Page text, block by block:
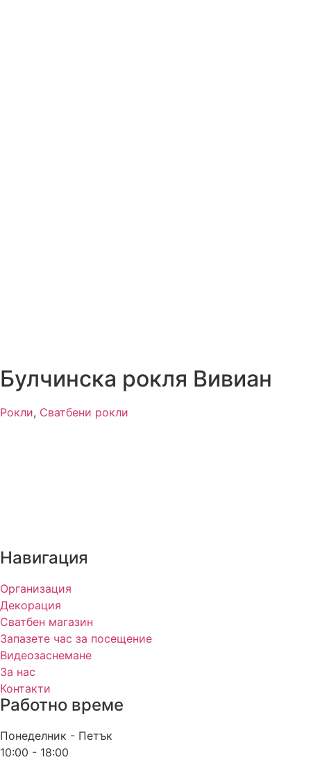
Булчинска рокля Вивиан
Рокли, Сватбени рокли
Навигация
Организация
Декорация
Сватбен магазин
Запазете час за посещение
Видеозаснемане
За нас
Контакти
Работно време
Понеделник - Петък
10:00 - 18:00